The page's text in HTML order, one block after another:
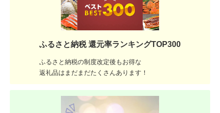
ふるさと納税 還元率ランキングTOP300
ふるさと納税の制度改定後もお得な
返礼品はまだまだたくさんあります！